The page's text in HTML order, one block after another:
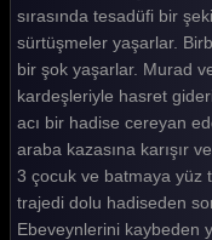
6 Mantı 6. Bölüm
6 Mantı 5. Bölüm
6 Mantı 4. Bölüm
6 Mantı 3. Bölüm
6 Mantı 2. Bölüm
6 Mantı 1. Bölüm
sırasında tesadüfi bir
sürtüşmeler yaşarlar.
bir şok yaşarlar. Murad
kardeşleriyle hasret
acı bir hadise cereyan
araba kazasına karışır
3 çocuk ve batmaya yüz
trajedi dolu hadiseden
Ebeveynlerini kaybeden